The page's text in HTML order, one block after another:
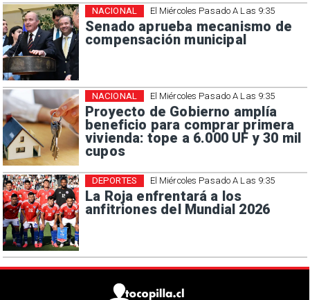
El Miércoles Pasado A Las 9:35
Senado aprueba mecanismo de
compensación municipal
NACIONAL
El Miércoles Pasado A Las 9:35
Proyecto de Gobierno amplía
beneficio para comprar primera
vivienda: tope a 6.000 UF y 30 mil
cupos
NACIONAL
El Miércoles Pasado A Las 9:35
La Roja enfrentará a los
anfitriones del Mundial 2026
DEPORTES